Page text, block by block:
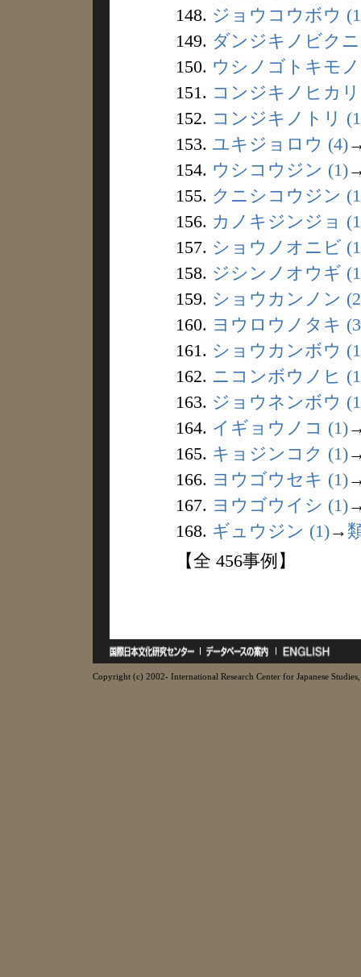
148. ジョウコウボウ
149. ダンジキノビク
150. ウシノゴトキモ
151. コンジキノヒカ
152. コンジキノトリ
153. ユキジョロウ (4)
154. ウシコウジン (1)
155. クニシコウジン
156. カノキジンジョ
157. ショウノオニビ
158. ジシンノオウギ
159. ショウカンノン
160. ヨウロウノタキ
161. ショウカンボウ
162. ニコンボウノヒ
163. ジョウネンボウ
164. イギョウノコ (1)
165. キョジンコク (1)
166. ヨウゴウセキ (1)
167. ヨウゴウイシ (1)
168. ギュウジン (1)→
【全 456事例】
Copyright (c) 2002- International Research Center for Japanese